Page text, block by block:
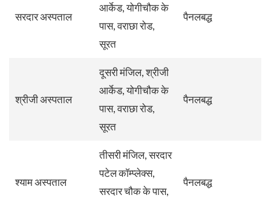
सरदार अस्पताल
आर्केड, योगीचौक के
पास, वराछा रोड,
सूरत
पैनलबद्ध
श्रीजी अस्पताल
दूसरी मंजिल, श्रीजी
आर्केड, योगीचौक के
पास, वराछा रोड,
सूरत
पैनलबद्ध
श्याम अस्पताल
तीसरी मंजिल, सरदार
पटेल कॉम्प्लेक्स,
सरदार चौक के पास,
पैनलबद्ध